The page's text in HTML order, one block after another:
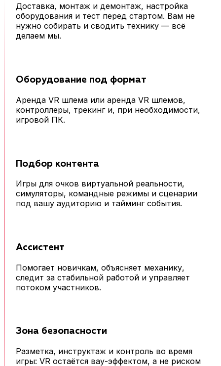
Доставка, монтаж и демонтаж, настройка
оборудования и тест перед стартом. Вам не
нужно собирать и сводить технику — всё
делаем мы.
Оборудование под формат
Аренда VR шлема или аренда VR шлемов,
контроллеры, трекинг и, при необходимости,
игровой ПК.
Подбор контента
Игры для очков виртуальной реальности,
симуляторы, командные режимы и сценарии
под вашу аудиторию и тайминг события.
Ассистент
Помогает новичкам, объясняет механику,
следит за стабильной работой и управляет
потоком участников.
Зона безопасности
Разметка, инструктаж и контроль во время
игры: VR остаётся вау-эффектом, а не риском